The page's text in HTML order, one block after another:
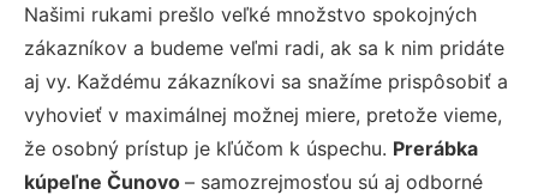
Našimi rukami prešlo veľké množstvo spokojných
zákazníkov a budeme veľmi radi, ak sa k nim pridáte
aj vy. Každému zákazníkovi sa snažíme prispôsobiť a
vyhovieť v maximálnej možnej miere, pretože vieme,
že osobný prístup je kľúčom k úspechu. Prerábka
kúpeľne Čunovo – samozrejmosťou sú aj odborné